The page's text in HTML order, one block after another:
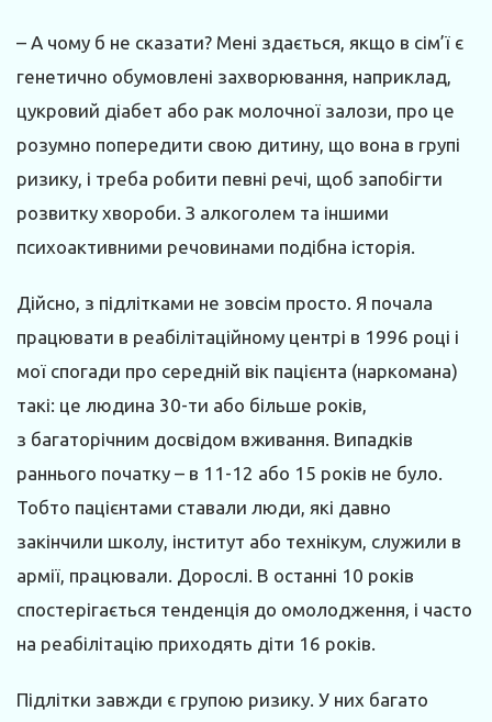
– А чому б не сказати? Мені здається, якщо в сім’ї є
генетично обумовлені захворювання, наприклад,
цукровий діабет або рак молочної залози, про це
розумно попередити свою дитину, що вона в групі
ризику, і треба робити певні речі, щоб запобігти
розвитку хвороби. З алкоголем та іншими
психоактивними речовинами подібна історія.
Дійсно, з підлітками не зовсім просто. Я почала
працювати в реабілітаційному центрі в 1996 році і
мої спогади про середній вік пацієнта (наркомана)
такі: це людина 30-ти або більше років,
з багаторічним досвідом вживання. Випадків
раннього початку – в 11-12 або 15 років не було.
Тобто пацієнтами ставали люди, які давно
закінчили школу, інститут або технікум, служили в
армії, працювали. Дорослі. В останні 10 років
спостерігається тенденція до омолодження, і часто
на реабілітацію приходять діти 16 років.
Підлітки завжди є групою ризику. У них багато